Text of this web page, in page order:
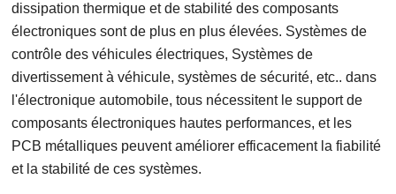
dissipation thermique et de stabilité des composants
électroniques sont de plus en plus élevées. Systèmes de
contrôle des véhicules électriques, Systèmes de
divertissement à véhicule, systèmes de sécurité, etc.. dans
l'électronique automobile, tous nécessitent le support de
composants électroniques hautes performances, et les
PCB métalliques peuvent améliorer efficacement la fiabilité
et la stabilité de ces systèmes.